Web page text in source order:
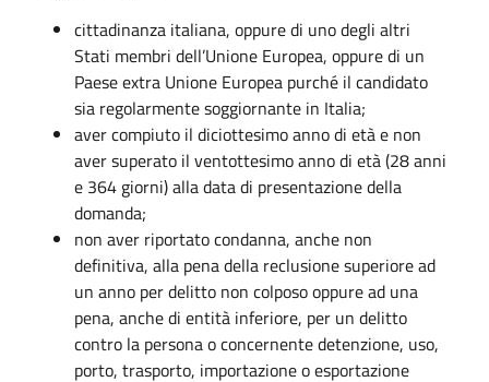
cittadinanza italiana, oppure di uno degli altri
Stati membri dell’Unione Europea, oppure di un
Paese extra Unione Europea purché il candidato
sia regolarmente soggiornante in Italia;
aver compiuto il diciottesimo anno di età e non
aver superato il ventottesimo anno di età (28 anni
e 364 giorni) alla data di presentazione della
domanda;
non aver riportato condanna, anche non
definitiva, alla pena della reclusione superiore ad
un anno per delitto non colposo oppure ad una
pena, anche di entità inferiore, per un delitto
contro la persona o concernente detenzione, uso,
porto, trasporto, importazione o esportazione